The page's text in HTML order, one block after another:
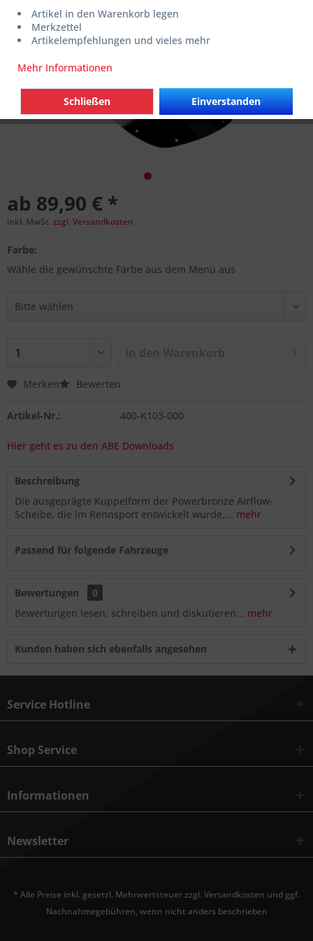
ab 89,90 € *
inkl. MwSt. zzgl. Versandkosten
Farbe:
Wähle die gewünschte Farbe aus dem Menü aus
Merken Bewerten
Artikel-Nr.: 400-K103-000
Hier geht es zu den ABE Downloads
Beschreibung
Die ausgeprägte Kuppelform der Powerbronze Airflow-
Scheibe, die im Rennsport entwickelt wurde,... mehr
Passend für folgende Fahrzeuge
Bewertungen
0
Bewertungen lesen, schreiben und diskutieren... mehr
Kunden haben sich ebenfalls angesehen
Service Hotline
Shop Service
Informationen
Newsletter
* Alle Preise inkl. gesetzl. Mehrwertsteuer zzgl. Versandkosten und ggf.
Nachnahmegebühren, wenn nicht anders beschrieben
Artikel in den Warenkorb legen
Merkzettel
Artikelempfehlungen und vieles mehr
Mehr Informationen
Einverstanden
Schließen